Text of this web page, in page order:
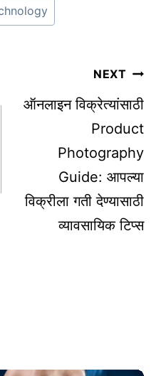
NEXT
ऑनलाइन विक्रेत्यांसाठी
Product
Photography
Guide: आपल्या
विक्रीला गती देण्यासाठी
व्यावसायिक टिप्स